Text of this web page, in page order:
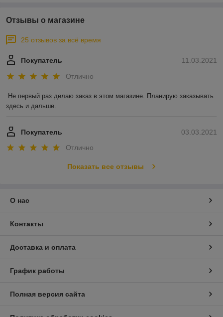
Отзывы о магазине
25 отзывов за всё время
11.03.2021
Покупатель
Отлично
Не первый раз делаю заказ в этом магазине. Планирую заказывать
здесь и дальше.
03.03.2021
Покупатель
Отлично
Показать все отзывы
О нас
Контакты
Доставка и оплата
График работы
Полная версия сайта